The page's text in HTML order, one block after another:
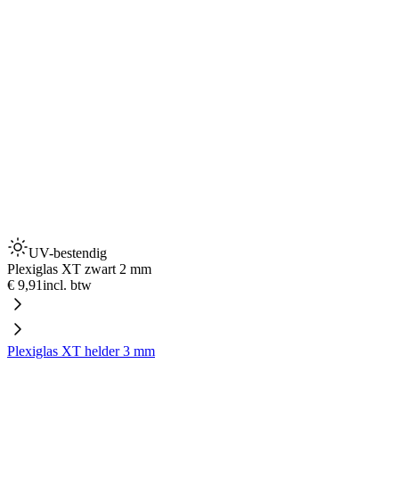
UV-bestendig
Plexiglas XT zwart 2 mm
€ 9,91incl. btw
Plexiglas XT helder 3 mm